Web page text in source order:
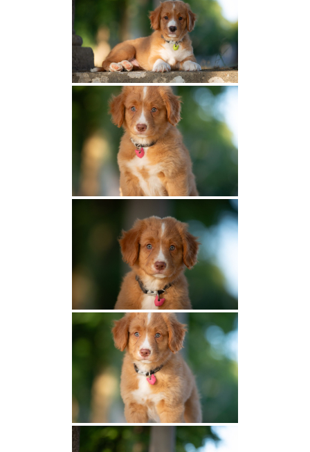
Olga et Shadow
Fox et Bailey
Solly et Naïko
Shelby et Thiago
Shaée et Darwin
Nikki et Axel
Panka et Chaos
Fox et Rusty
2021
Prima et Chaos
Panka et Eat
Autumn et Onyx
Réservation